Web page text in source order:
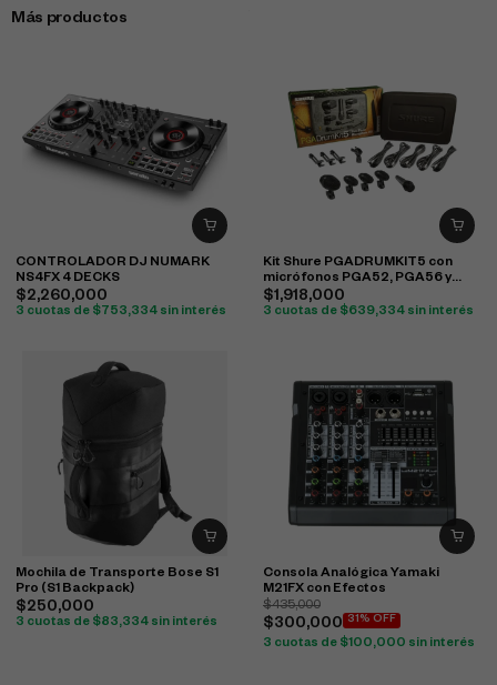
Más productos
CONTROLADOR DJ NUMARK
NS4FX 4 DECKS
$2,260,000
3 cuotas de $ 753,334 sin interés
Kit Shure PGADRUMKIT5 con
micrófonos PGA52, PGA56 y
PGA57 para batería
$1,918,000
3 cuotas de $639,334 sin interés
Mochila de Transporte Bose S1
Pro (S1 Backpack)
$250,000
3 cuotas de $83,334 sin interés
Consola Analógica Yamaki
M21FX con Efectos
$435,000
$300,000 31% OFF
3 cuotas de $100,000 sin interés